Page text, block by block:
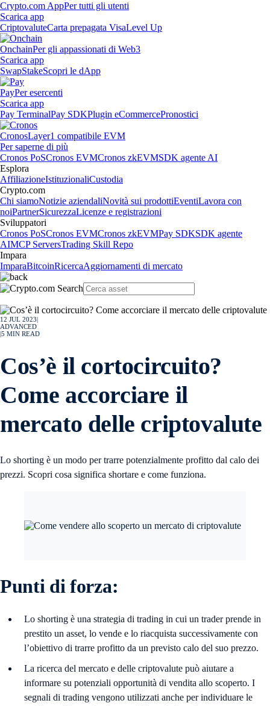
Crypto.com AppPer tutti gli utenti
Scarica app
CriptovaluteCarta prepagata VisaLevel Up
OnchainPer gli appassionati di Web3
Scarica app
SwapStakeScopri le dApp
PayPer esercenti
Scarica app
Pay TerminalPay SDKPlugin eCommercePronostici
CronosLayer1 compatibile EVM
Per saperne di più
Cronos PoSCronos EVMCronos zkEVMSDK agente AI
Esplora
AffiliazioneIstituzionaliCustodia
Crypto.com
Chi siamoNotizie aziendaliNovità sui prodottiEventiLavora con
noiPartnerSicurezzaLicenze e registrazioni
Sviluppatori
Cronos PoSCronos EVMCronos zkEVMPay SDKSDK agente
AIMCP ServersTrading Skill Repo
Impara
ImparaBitcoinRicercaAggiornamenti di mercato
12 JUL 2023
ADVANCED
5 MIN READ
Cos’è il cortocircuito?
Come accorciare il
mercato delle criptovalute
Lo shorting è un modo per trarre potenzialmente profitto dal calo dei
prezzi. Scopri cosa significa shortare e come funziona.
Punti di forza:
Lo shorting è una strategia di trading in cui un trader prende in
prestito un asset, lo vende e lo riacquista successivamente con
l’obiettivo di trarre profitto da un previsto calo del suo prezzo.
La ricerca del mercato e delle criptovalute può aiutare a
informare su potenziali opportunità di vendita allo scoperto. I
segnali di trading vengono utilizzati anche per individuare le